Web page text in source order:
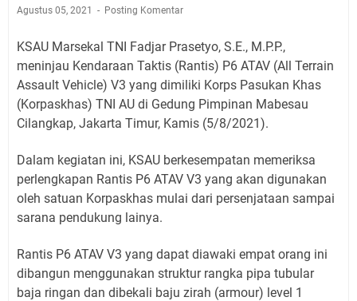
Agustus 05, 2021 Posting Komentar
KSAU Marsekal TNI Fadjar Prasetyo, S.E., M.P.P.,
meninjau Kendaraan Taktis (Rantis) P6 ATAV (All Terrain
Assault Vehicle) V3 yang dimiliki Korps Pasukan Khas
(Korpaskhas) TNI AU di Gedung Pimpinan Mabesau
Cilangkap, Jakarta Timur, Kamis (5/8/2021).
Dalam kegiatan ini, KSAU berkesempatan memeriksa
perlengkapan Rantis P6 ATAV V3 yang akan digunakan
oleh satuan Korpaskhas mulai dari persenjataan sampai
sarana pendukung lainya.
Rantis P6 ATAV V3 yang dapat diawaki empat orang ini
dibangun menggunakan struktur rangka pipa tubular
baja ringan dan dibekali baju zirah (armour) level 1